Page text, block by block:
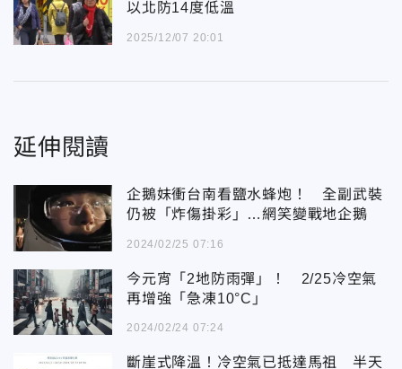
以北防14度低溫
2025/12/07 20:01
延伸閱讀
企鵝妹衝台南看鹽水蜂炮！ 全副武裝
仍被「炸傷掛彩」…網笑變戰地企鵝
2024/02/25 07:16
今元宵「2地防雨彈」！ 2/25冷空氣
再增強「急凍10°C」
2024/02/24 07:24
斷崖式降溫！冷空氣已抵達馬祖 半天